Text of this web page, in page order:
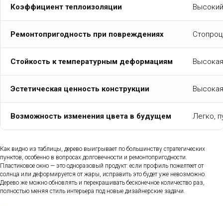
Коэффициент теплоизоляции
Ремонтопригодность при повреждениях
Стойкость к температурным деформациям
Эстетическая ценность конструкции
Возможность изменения цвета в будущем Легко,
Как видно из таблицы, дерево выигрывает по большинству стратегических
пунктов, особенно в вопросах долговечности и ремонтопригодности.
Пластиковое окно — это одноразовый продукт: если профиль пожелтеет от
солнца или деформируется от жары, исправить это будет уже невозможно.
Дерево же можно обновлять и перекрашивать бесконечное количество раз,
полностью меняя стиль интерьера под новые дизайнерские задачи.